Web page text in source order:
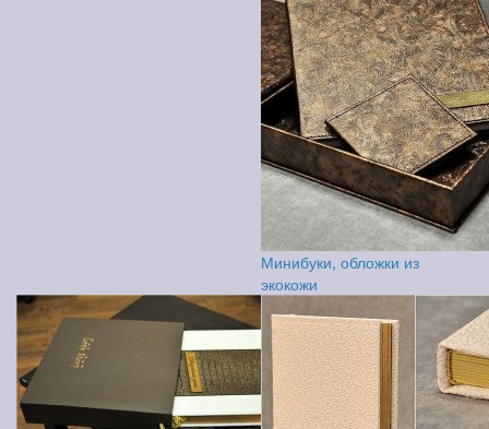
Минибуки, обложки из
экокожи